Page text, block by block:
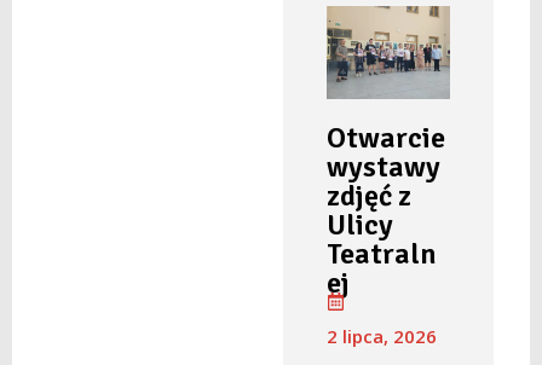
Otwarcie
wystawy
zdjęć z
Ulicy
Teatraln
ej
2 lipca, 2026